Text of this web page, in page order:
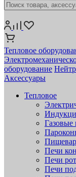
Тепловое
оборудование
Аксессуары
Тепловое
Газовые
Печи
Печи
Печи